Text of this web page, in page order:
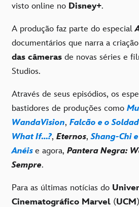
visto online no Disney+.
A produção faz parte do especial
documentários que narra a
das câmeras de novas séries e
Studios.
Através de seus episódios, os
bastidores de produções como
WandaVision, Falcão e o
What If…?, Eternos,Shang-Chi
Anéis e agora, Pantera Negra:
Sempre.
Para as últimas notícias do
Cinematográfico Marvel (UCM